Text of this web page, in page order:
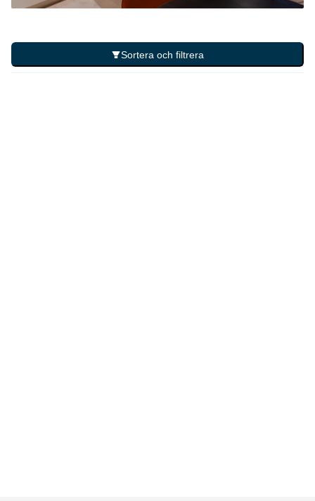
Sortera och filtrera